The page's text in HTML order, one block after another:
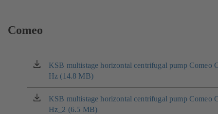
Comeo
KSB multistage horizontal centrifugal pump Comeo
Hz (14.8 MB)
(otevírá
se
v
nové
záložce)
KSB multistage horizontal centrifugal pump Comeo
Hz_2 (6.5 MB)
(otevírá
se